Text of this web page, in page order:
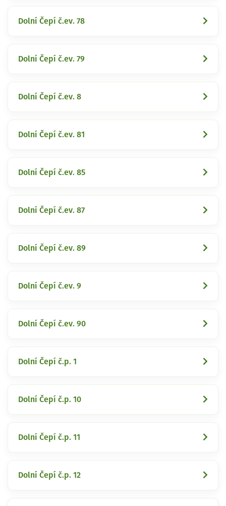
Dolní Čepí č.ev. 78
Dolní Čepí č.ev. 79
Dolní Čepí č.ev. 8
Dolní Čepí č.ev. 81
Dolní Čepí č.ev. 85
Dolní Čepí č.ev. 87
Dolní Čepí č.ev. 89
Dolní Čepí č.ev. 9
Dolní Čepí č.ev. 90
Dolní Čepí č.p. 1
Dolní Čepí č.p. 10
Dolní Čepí č.p. 11
Dolní Čepí č.p. 12